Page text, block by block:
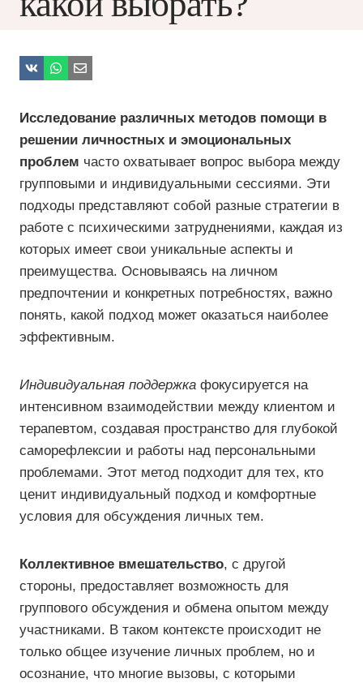
Исследование различных методов помощи в
решении личностных и эмоциональных
проблем часто охватывает вопрос выбора между
групповыми и индивидуальными сессиями. Эти
подходы представляют собой разные стратегии в
работе с психическими затруднениями, каждая из
которых имеет свои уникальные аспекты и
преимущества. Основываясь на личном
предпочтении и конкретных потребностях, важно
понять, какой подход может оказаться наиболее
эффективным.
Индивидуальная поддержка фокусируется на
интенсивном взаимодействии между клиентом и
терапевтом, создавая пространство для глубокой
саморефлексии и работы над персональными
проблемами. Этот метод подходит для тех, кто
ценит индивидуальный подход и комфортные
условия для обсуждения личных тем.
Коллективное вмешательство, с другой
стороны, предоставляет возможность для
группового обсуждения и обмена опытом между
участниками. В таком контексте происходит не
только общее изучение личных проблем, но и
осознание, что многие вызовы, с которыми